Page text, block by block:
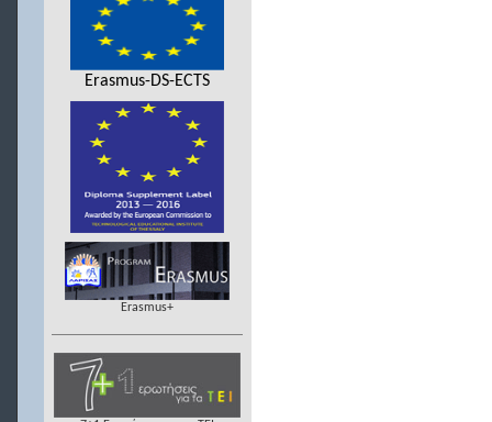
Erasmus-DS-ECTS
Erasmus+